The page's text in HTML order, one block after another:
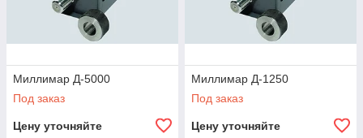
Миллимар Д-5000
Под заказ
Цену уточняйте
Миллимар Д-1250
Под заказ
Цену уточняйте